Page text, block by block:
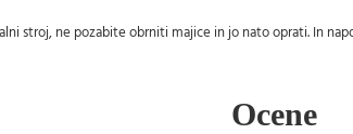
stroj, ne pozabite obrniti majice in jo nato oprati. In
Ocene